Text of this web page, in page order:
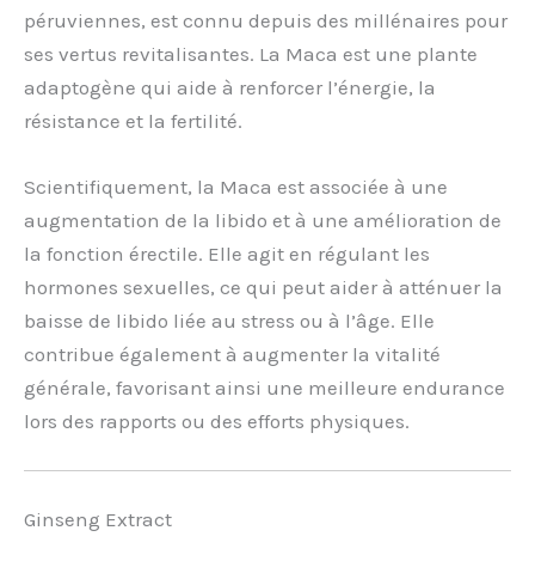
péruviennes, est connu depuis des millénaires pour
ses vertus revitalisantes. La Maca est une plante
adaptogène qui aide à renforcer l’énergie, la
résistance et la fertilité.
Scientifiquement, la Maca est associée à une
augmentation de la libido et à une amélioration de
la fonction érectile. Elle agit en régulant les
hormones sexuelles, ce qui peut aider à atténuer la
baisse de libido liée au stress ou à l’âge. Elle
contribue également à augmenter la vitalité
générale, favorisant ainsi une meilleure endurance
lors des rapports ou des efforts physiques.
Ginseng Extract